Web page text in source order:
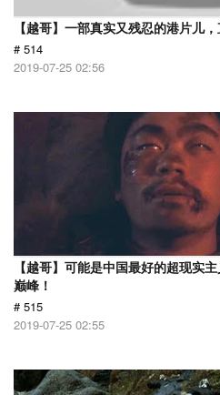
【越哥】一部真实又残忍的港片儿
# 514
2019-07-25 02:56
【越哥】可能是中国最好的超现实
巅峰！
# 515
2019-07-25 02:55